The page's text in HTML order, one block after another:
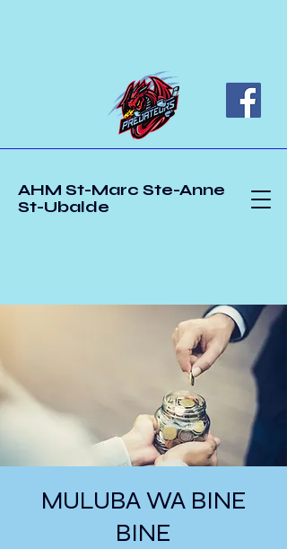
AHM St-Marc Ste-Anne
St-Ubalde
MULUBA WA BINE
BINE